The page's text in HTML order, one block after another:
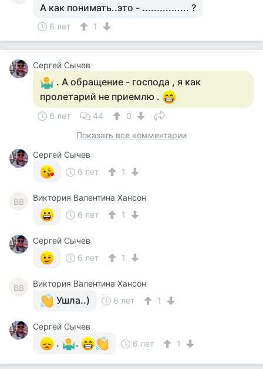
А как понимать..это - ................ ?
6 лет 1
Сергей Сычев
. А обращение - господа , я как
пролетарий не приемлю .
6 лет 44
0
Показать все комментарии
Сергей Сычев
6 лет
1
ВВ
Виктория Валентина Хансон
6 лет
1
Сергей Сычев
6 лет
1
ВВ Виктория Валентина Хансон
Ушла..) 6 лет 1
Сергей Сычев
. . 6 лет 1